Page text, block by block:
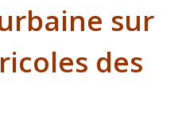
sur
des